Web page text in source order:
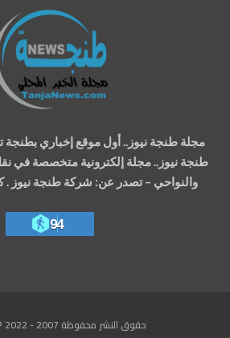
مجلة طنجة نيوز.. أول موقع إخباري بطنجة
طنجة نيوز.. مجلة إلكترونية متخصصة في
والنواحي – تصدر عن: شركة طنجة نيوز .
94
حقوق النشر محفوظة 2007 - 2022 © طنجة نيوز